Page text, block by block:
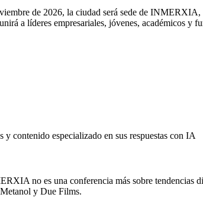
de 2026, la ciudad será sede de
a líderes empresariales, jóvenes, académicos y
contenido especializado en sus respuestas con IA
no es una conferencia más sobre
y Due Films.